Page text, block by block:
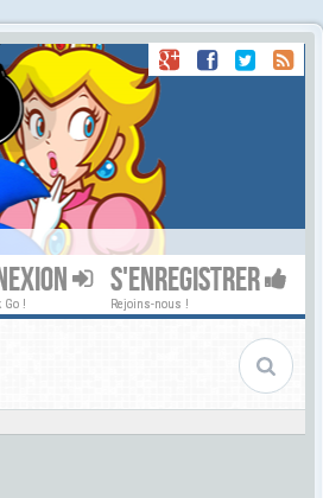
Go !
S'ENREGISTRER
Rejoins-nous !